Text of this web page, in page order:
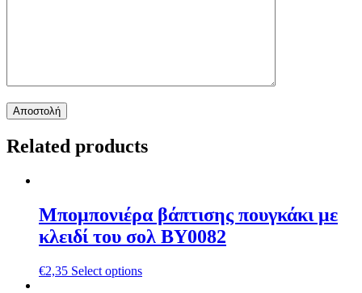
Related products
Μπομπονιέρα βάπτισης πουγκάκι με
κλειδί του σολ ΒΥ0082
€2,35 Select options